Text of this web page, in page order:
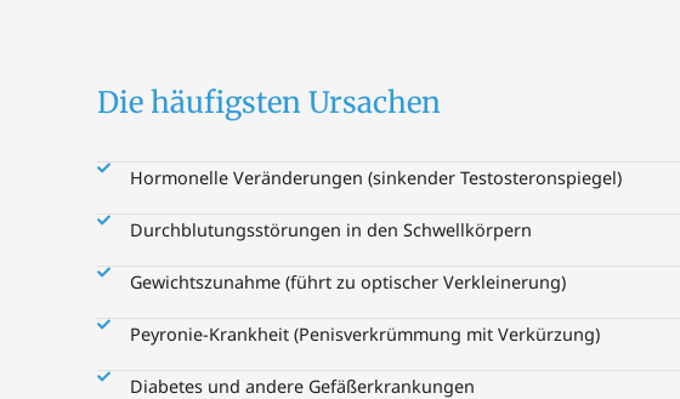
Die häufigsten Ursachen
Hormonelle Veränderungen (sinkender Testosteronspiegel)
Durchblutungsstörungen in den Schwellkörpern
Gewichtszunahme (führt zu optischer Verkleinerung)
Peyronie-Krankheit (Penisverkrümmung mit Verkürzung)
Diabetes und andere Gefäßerkrankungen